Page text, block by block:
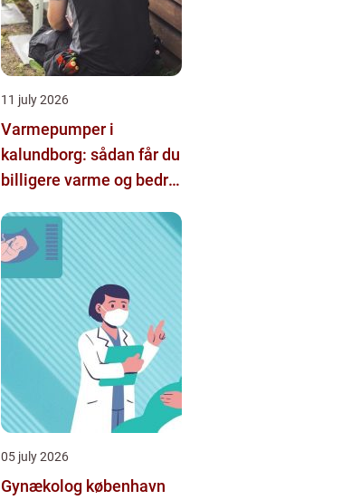
11 july 2026
Varmepumper i
kalundborg: sådan får du
billigere varme og bedre
05 july 2026
Gynækolog københavn